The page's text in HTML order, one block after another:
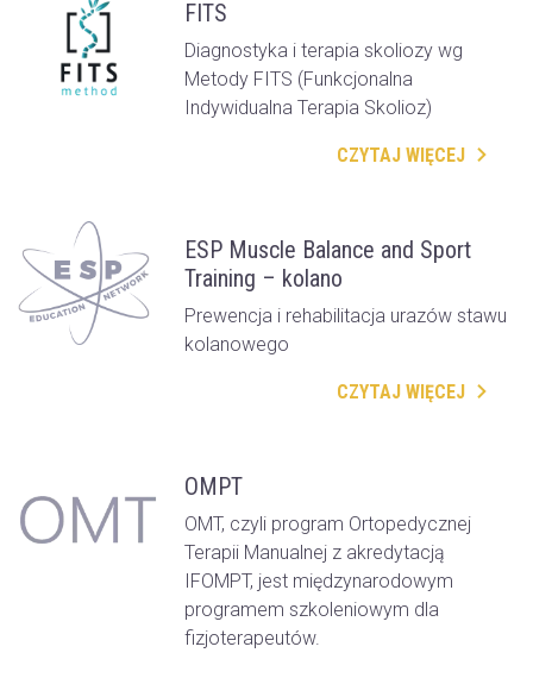
FITS
Diagnostyka i terapia skoliozy wg
Metody FITS (Funkcjonalna
Indywidualna Terapia Skolioz)
CZYTAJ WIĘCEJ
ESP Muscle Balance and Sport
Training – kolano
Prewencja i rehabilitacja urazów stawu
kolanowego
CZYTAJ WIĘCEJ
OMPT
OMT, czyli program Ortopedycznej
Terapii Manualnej z akredytacją
IFOMPT, jest międzynarodowym
programem szkoleniowym dla
fizjoterapeutów.